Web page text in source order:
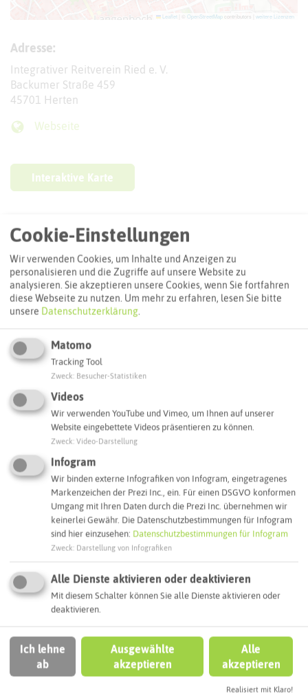
Leaflet OpenStreetMapcontributors | weitere Lizenzen
Adresse:
Integrativer Reitverein Ried e. V.
Backumer Straße 459
45701 Herten
Webseite
Interaktive Karte
ÖPNV-Route finden
Autoroute finden
ATTRAKTIONEN IN DER UMGEBUNG
Was ihr hier noch erleben könnt
Therapiezentrum Hof Feuler
Cookie-Einstellungen
Wir verwenden Cookies, um Inhalte und Anzeigen zu
personalisieren und die Zugriffe auf unsere Website zu
analysieren. Sie akzeptieren unsere Cookies, wenn Sie fortfahren
diese Webseite zu nutzen. Um mehr zu erfahren, lesen Sie bitte
unsere Datenschutzerklärung.
Matomo
Tracking Tool
Zweck Besucher-Statistiken
Videos
Wir verwenden YouTube und Vimeo, um Ihnen auf unserer
Website eingebettete Videos präsentieren zu können.
Zweck Video-Darstellung
Infogram
Wir binden externe Infografiken von Infogram, eingetragenes
Markenzeichen der Prezi Inc., ein. Für einen DSGVO konformen
Umgang mit Ihren Daten durch die Prezi Inc. übernehmen wir
keinerlei Gewähr. Die Datenschutzbestimmungen für Infogram
sind hier einzusehen: Datenschutzbestimmungen für Infogram
Zweck Darstellung von Infografiken
Alle Dienste aktivieren oder deaktivieren
Mit diesem Schalter können Sie alle Dienste aktivieren oder
deaktivieren.
Ich lehne
ab
Ausgewählte
akzeptieren
Alle
akzeptieren
Realisiert mit Klaro!